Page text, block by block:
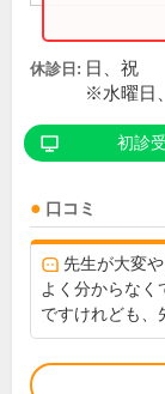
休診日: 日、祝
※水曜日
初診
口コミ
先生が大変
よく分からな
ですけれども、